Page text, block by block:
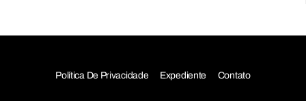
Política De Privacidade Expediente Contato